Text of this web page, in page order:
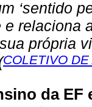
‘sentido
e relaciona
própria
COLETIVO
da EF